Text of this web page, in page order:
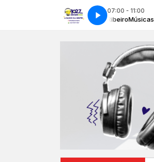
07:00 - 11:00
e Você com Elisangela RibeiroMúsicas,